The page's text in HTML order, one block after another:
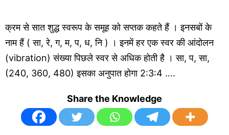
क्रम से सात शुद्ध स्वरूप के समूह को सप्तक कहते हैं । इनसबों के
नाम हैं ( सा, रे, ग, म, प, ध, नि ) । इनमें हर एक स्वर की आंदोलन
(vibration) संख्या पिछले स्वर से अधिक होती है । सा, प, सा,
(240, 360, 480) इसका अनुपात होगा 2:3:4 ….
Share the Knowledge